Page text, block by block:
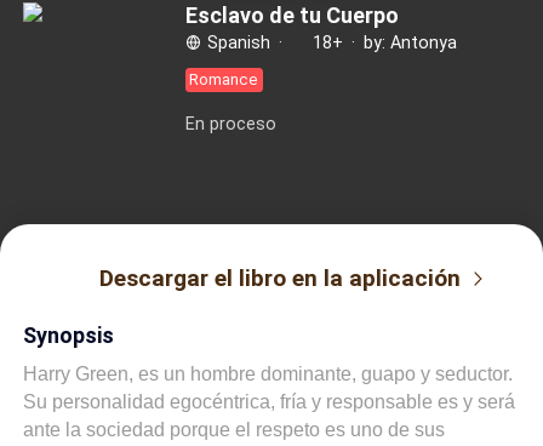
Esclavo de tu Cuerpo
Spanish · 18+ · by: Antonya
Romance
En proceso
Descargar el libro en la aplicación
Synopsis
Harry Green, es un hombre dominante, guapo y seductor.
Su personalidad egocéntrica, fría y responsable es y será
ante la sociedad porque el respeto es uno de sus